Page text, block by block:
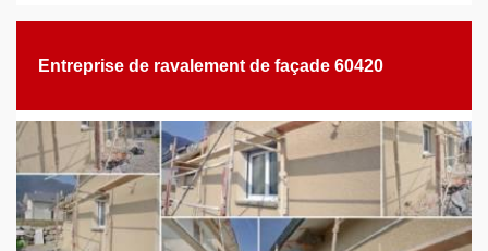
Entreprise de ravalement de façade 60420